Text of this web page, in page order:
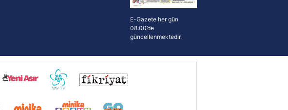
E-Gazete her gün
08:00’de
güncellenmektedir.